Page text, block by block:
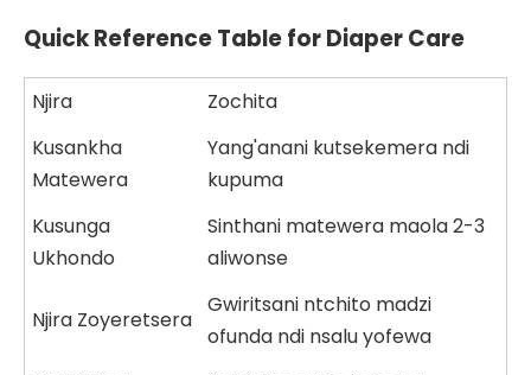
Quick Reference Table for Diaper Care
Njira
Zochita
Kusankha
Matewera
Yang'anani kutsekemera ndi
kupuma
Kusunga
Ukhondo
Sinthani matewera maola 2-3
aliwonse
Njira Zoyeretsera
Gwiritsani ntchito madzi
ofunda ndi nsalu yofewa